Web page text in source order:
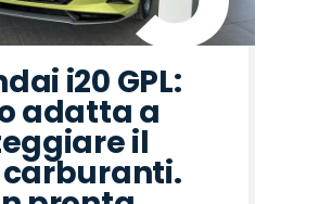
i20 GPL:
adatta a
il